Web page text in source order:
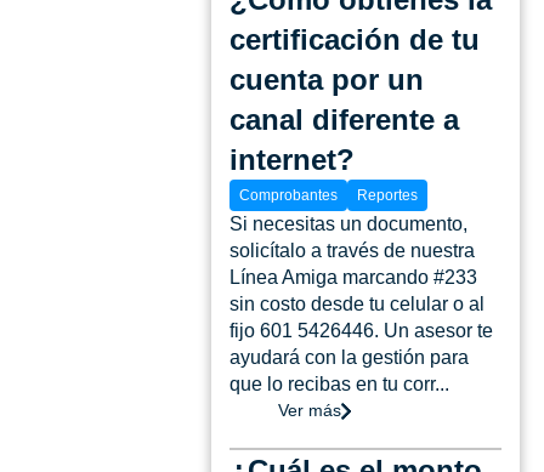
certificación de tu
cuenta por un
canal diferente a
internet?
Comprobantes Reportes
Si necesitas un documento,
solicítalo a través de nuestra
Línea Amiga marcando #233
sin costo desde tu celular o al
fijo 601 5426446. Un asesor te
ayudará con la gestión para
que lo recibas en tu corr...
Ver más